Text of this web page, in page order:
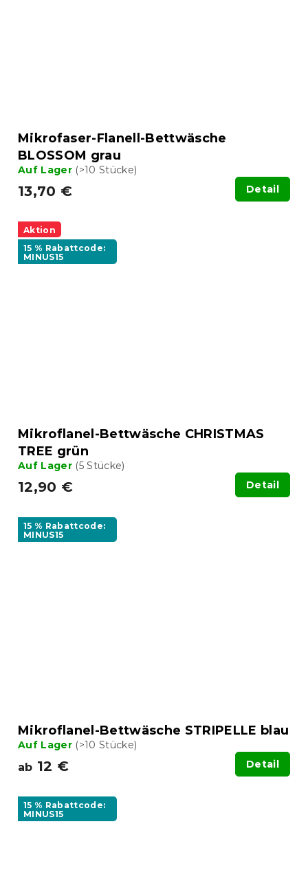
Mikrofaser-Flanell-Bettwäsche
BLOSSOM grau
Auf Lager (>10 Stücke)
13,70 € Detail
Aktion
15 % Rabattcode:
MINUS15
Mikroflanel-Bettwäsche CHRISTMAS
TREE grün
Auf Lager (5 Stücke)
12,90 € Detail
15 % Rabattcode:
MINUS15
Mikroflanel-Bettwäsche STRIPELLE blau
Auf Lager (>10 Stücke)
ab 12 € Detail
15 % Rabattcode:
MINUS15